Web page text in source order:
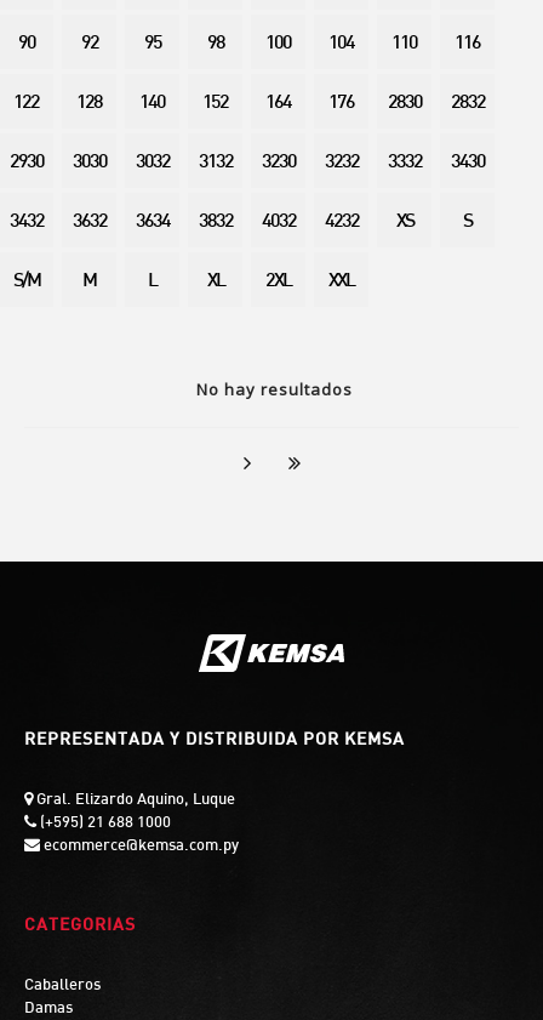
No hay resultados
90 92 95 98 100 104 110 116
122 128 140 152 164 176 2830 2832
2930 3030 3032 3132 3230 3232 3332 3430
3432 3632 3634 3832 4032 4232 XS S
S/M M L XL 2XL XXL
REPRESENTADA Y DISTRIBUIDA POR KEMSA
Gral. Elizardo Aquino, Luque
(+595) 21 688 1000
ecommerce@kemsa.com.py
CATEGORIAS
Caballeros
Damas